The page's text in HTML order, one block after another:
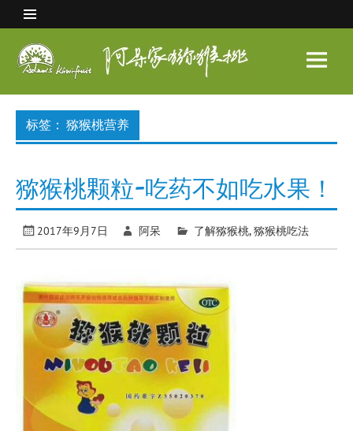
content
阿呆
家猕
标签： 猕猴桃营养
猕猴桃颗粒-吃药不如吃水果！
2017年9月7日 阿呆 了解猕猴桃,猕猴桃吃法